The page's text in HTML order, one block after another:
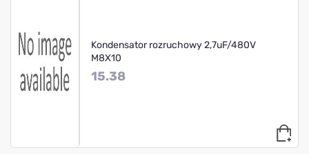
Kondensator rozruchowy 2,7uF/480V
M8X10
15.38